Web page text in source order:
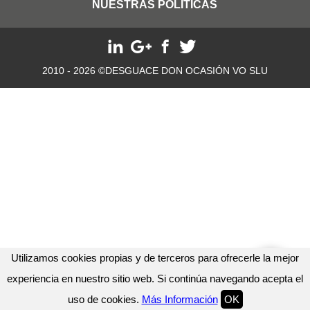
Utilizamos cookies propias y de terceros para ofrecerle la mejor
experiencia en nuestro sitio web. Si continúa navegando acepta el
uso de cookies. Más Información OK
NUESTRAS POLITICAS
2010 - 2026 ©DESGUACE DON OCASIÓN VO SLU